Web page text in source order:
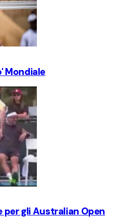
Mondiale
per gli Australian Open